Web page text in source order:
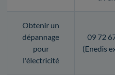
Obtenir un
dépannage
pour
l'électricité
09 72
(Enedis